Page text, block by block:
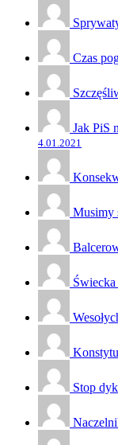
Czas
Jak PiS
4.01.2021
Musimy
Świecka
Stop